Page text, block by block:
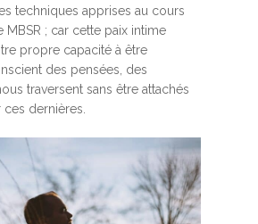
techniques apprises au cours
; car cette paix intime
propre capacité à être
des pensées, des
traversent sans être attachés
dernières.